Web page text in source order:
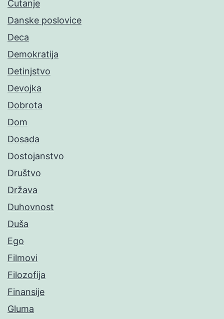
Ćutanje
Danske poslovice
Deca
Demokratija
Detinjstvo
Devojka
Dobrota
Dom
Dosada
Dostojanstvo
Društvo
Država
Duhovnost
Duša
Ego
Filmovi
Filozofija
Finansije
Gluma